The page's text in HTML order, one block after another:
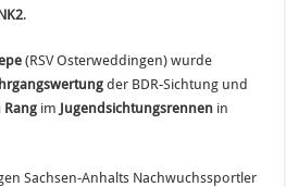
.
(RSV Osterweddingen) wurde
der BDR-Sichtung und
Rang im Jugendsichtungsrennen in
Sachsen-Anhalts Nachwuchssportler